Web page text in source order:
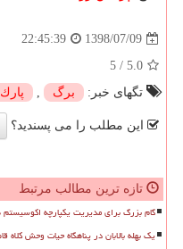
1398/07/09
22:45:39
5.0
/
5
تگهای خبر:
برگ , پارك
این مطلب را می پسندید؟
تازه ترین مطالب مرتبط
گام بزرگ برای مدیریت یکپارچه
یک بهله بالابان در پناهگاه حیات وحش